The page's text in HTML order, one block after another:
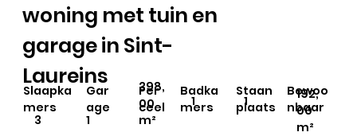
woning met tuin en
garage in Sint-
Laureins
Bewoo
nbaar
Staan
plaats
Badka
mers
Per
ceel
Gar
age
Slaapka
mers
192,
00
m²
1
1
398,
00
m²
1
3